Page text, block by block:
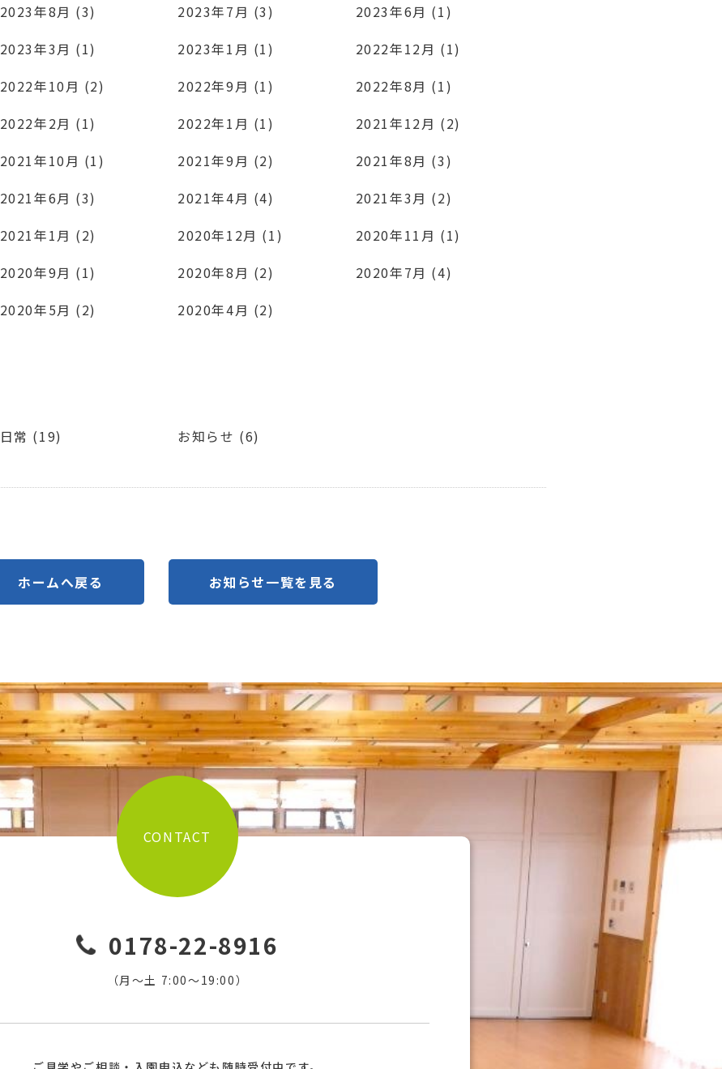
2023年8月 (3) 2023年7月 (3)
2023年6月 (1)
2023年3月 (1) 2023年1月 (1)
2022年12月 (1)
2022年10月 (2) 2022年9月 (1)
2022年8月 (1)
2022年2月 (1) 2022年1月 (1)
2021年12月 (2)
2021年10月 (1) 2021年9月 (2)
2021年8月 (3)
2021年6月 (3) 2021年4月 (4)
2021年3月 (2)
2021年1月 (2) 2020年12月 (1)
2020年11月 (1)
2020年9月 (1) 2020年8月 (2)
2020年7月 (4)
2020年5月 (2) 2020年4月 (2)
日常 (19) お知らせ (6)
ホームへ戻る お知らせ一覧を見る
CONTACT
0178-22-8916
（月〜土 7:00〜19:00）